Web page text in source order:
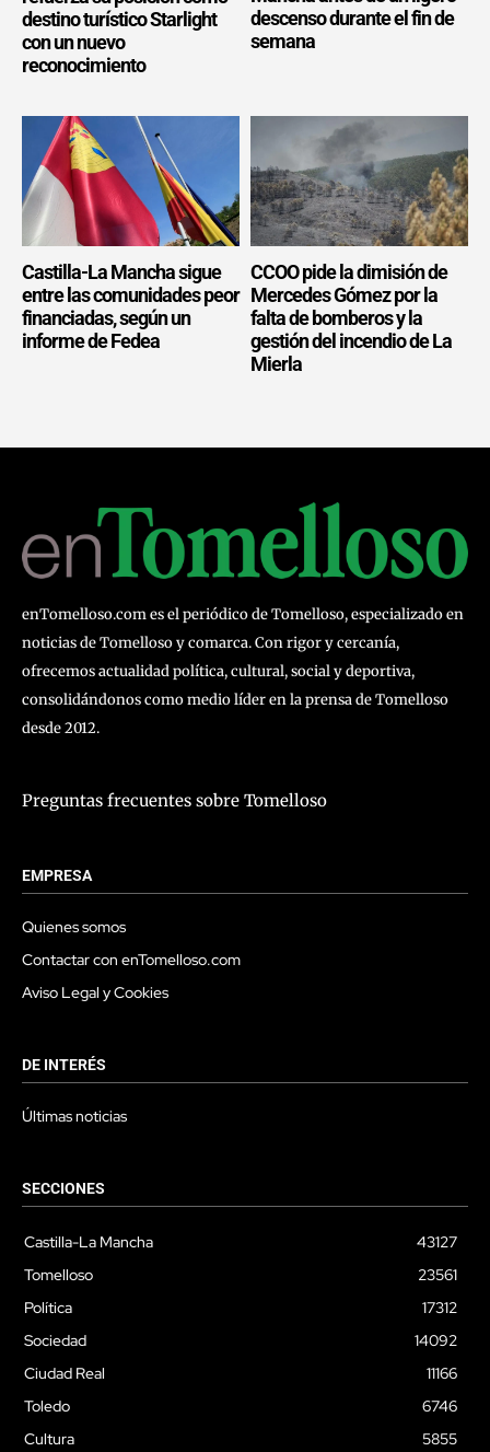
destino turístico Starlight
con un nuevo
reconocimiento
descenso durante el fin de
semana
Castilla-La Mancha sigue
entre las comunidades peor
financiadas, según un
informe de Fedea
CCOO pide la dimisión de
Mercedes Gómez por la
falta de bomberos y la
gestión del incendio de La
Mierla
enTomelloso.com es el periódico de Tomelloso, especializado en
noticias de Tomelloso y comarca. Con rigor y cercanía,
ofrecemos actualidad política, cultural, social y deportiva,
consolidándonos como medio líder en la prensa de Tomelloso
desde 2012.
Preguntas frecuentes sobre Tomelloso
EMPRESA
Quienes somos
Contactar con enTomelloso.com
Aviso Legal y Cookies
DE INTERÉS
Últimas noticias
SECCIONES
Castilla-La Mancha
43127
Tomelloso
23561
Política
17312
Sociedad
14092
Ciudad Real
11166
Toledo
6746
Cultura
5855